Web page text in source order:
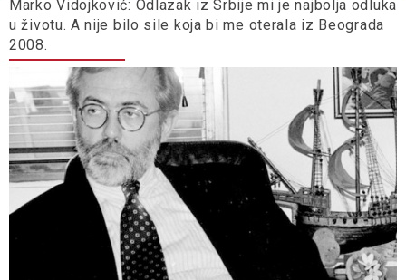
Marko Vidojković: Odlazak iz Srbije mi je najbolja odluka
u životu. A nije bilo sile koja bi me oterala iz Beograda
2008.